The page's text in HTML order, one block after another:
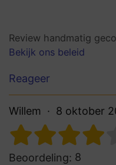
Review handmatig
Bekijk ons beleid
Reageer
Willem 8 oktober
Beoordeling: 8